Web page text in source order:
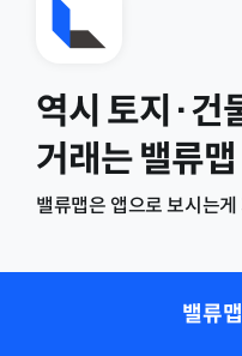
역시 토지·건
거래는 밸류맵
밸류맵은 앱으로 보시는
밸류